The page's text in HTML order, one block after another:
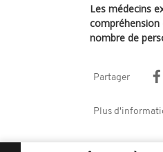
Les médecins
compréhension
nombre de
Partager
Plus